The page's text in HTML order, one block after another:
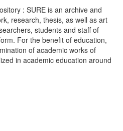
: SURE is an archive and
research, thesis, as well as art
students and staff of
For the benefit of education,
of academic works of
in academic education around